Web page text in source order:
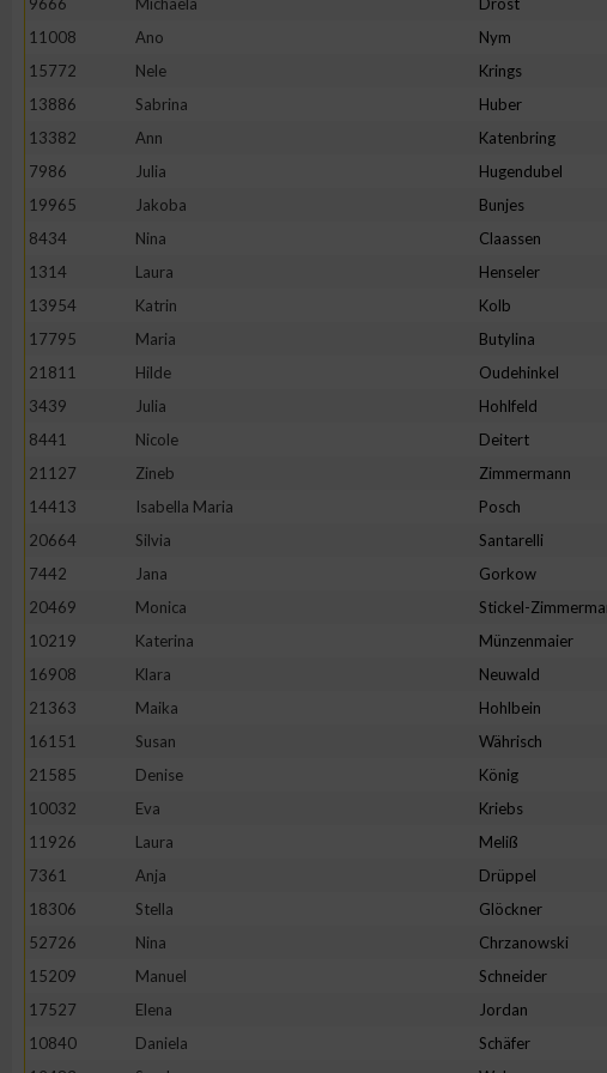
11008
Ano Nym
15772
Nele Krings
13886
Sabrina Huber
13382
Ann Katenbring
7986
Julia Hugendubel
19965
Jakoba Bunjes
8434
Nina Claassen
1314
Laura Henseler
13954
Katrin Kolb
17795
Maria Butylina
21811
Hilde Oudehinkel
3439
Julia Hohlfeld
8441
Nicole Deitert
21127
Zineb Zimmermann
14413
Isabella Maria Posch
20664
Silvia Santarelli
7442
Jana Gorkow
20469
Monica Stickel-
10219
Katerina Münzenmaier
16908
Klara Neuwald
21363
Maika Hohlbein
16151
Susan Währisch
21585
Denise König
10032
Eva Kriebs
11926
Laura Meliß
7361
Anja Drüppel
18306
Stella Glöckner
52726
Nina Chrzanowski
15209
Manuel Schneider
17527
Elena Jordan
10840
Daniela Schäfer
Erstellung von Profilen zur Personalisierung von Inhalten
Messung der Werbeleistung
Messung der Performance von Inhalten
Analyse von Zielgruppen durch Statistiken oder Kombinationen von
Entwicklung und Verbesserung der Angebote
IAB-Besonderheiten:
Geräte anhand von aktiv angeforderten Informationen identifizieren
Nicht-IAB-Verarbeitungszwecke:
Notwendig
Performance
Funktional